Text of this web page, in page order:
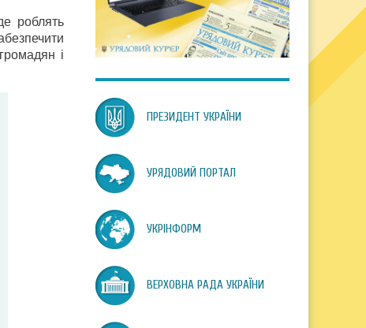
роблять
і
ПРЕЗИДЕНТ УКРАЇНИ
УРЯДОВИЙ ПОРТАЛ
УКРІНФОРМ
ВЕРХОВНА РАДА УКРАЇНИ